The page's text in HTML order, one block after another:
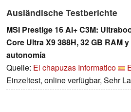
Ausländische Testberichte
MSI Prestige 16 AI+ C3M:
Core Ultra X9 388H, 32 GB RAM
autonomía
Quelle: El chapuzas Informatico
Einzeltest, online verfügbar, Sehr